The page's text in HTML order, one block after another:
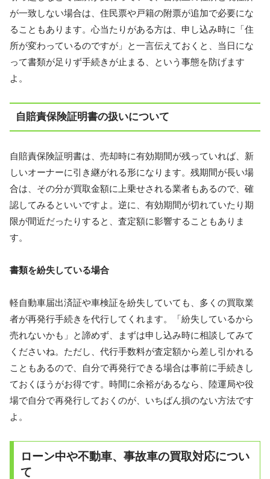
が一致しない場合は、住民票や戸籍の附票が追加で必要にな
ることもあります。心当たりがある方は、申し込み時に「住
所が変わっているのですが」と一言伝えておくと、当日にな
って書類が足りず手続きが止まる、という事態を防げます
よ。
自賠責保険証明書の扱いについて
自賠責保険証明書は、売却時に有効期間が残っていれば、新
しいオーナーに引き継がれる形になります。残期間が長い場
合は、その分が買取金額に上乗せされる業者もあるので、確
認してみるといいですよ。逆に、有効期間が切れていたり期
限が間近だったりすると、査定額に影響することもありま
す。
書類を紛失している場合
軽自動車届出済証や車検証を紛失していても、多くの買取業
者が再発行手続きを代行してくれます。「紛失しているから
売れないかも」と諦めず、まずは申し込み時に相談してみて
くださいね。ただし、代行手数料が査定額から差し引かれる
こともあるので、自分で再発行できる場合は事前に手続きし
ておくほうがお得です。時間に余裕があるなら、陸運局や役
場で自分で再発行しておくのが、いちばん損のない方法です
よ。
ローン中や不動車、事故車の買取対応につい
て